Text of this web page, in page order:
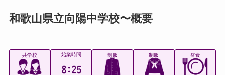
和歌山県立向陽中学校〜概要
共学校 始業時間 制服 制服 昼食